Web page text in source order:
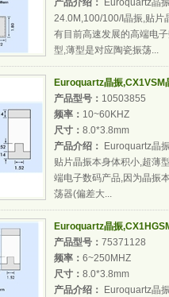
产品介绍：
Euroquartz晶
24.0M,100/100/I晶振,贴片
有目前高速发展的高端电
型,薄型是对应陶瓷振荡...
Euroquartz晶振,CX1VSM
产品型号： 10503855
频率： 10~60KHZ
尺寸： 8.0*3.8mm
产品介绍：
Euroquartz晶
贴片晶振本身体积小,超薄
端电子数码产品,因为晶振
荡器(偏差大...
Euroquartz晶振
产品型号： 75371128
频率： 6~250MHZ
尺寸： 8.0*3.8mm
产品介绍：
Euroquartz晶